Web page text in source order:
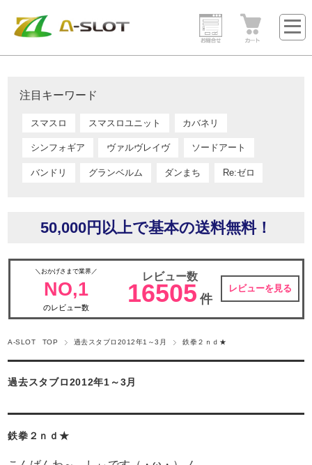
注目キーワード
スマスロ スマスロユニット カバネリ
シンフォギア ヴァルヴレイヴ ソードアート
バンドリ グランベルム ダンまち Re:ゼロ
50,000円以上で基本の送料無料！
＼おかげさまで業界／
NO,1
のレビュー数
レビュー数
16505 件
レビューを見る
A-SLOT TOP 過去スタブロ2012年1～3月 鉄拳２ｎｄ★
過去スタブロ2012年1～3月
鉄拳２ｎｄ★